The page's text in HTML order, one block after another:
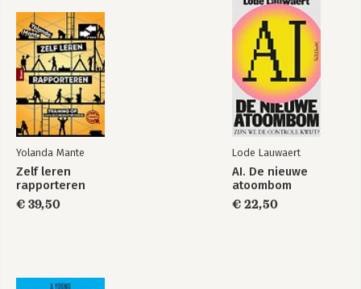
Het Bestsellerboek Écht ondernemen
Yolanda Mante
Zelf leren
rapporteren
€ 39,50
Lode Lauwaert
AI. De nieuwe
atoombom
€ 22,50